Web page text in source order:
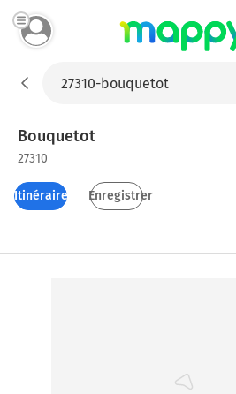
Bouquetot
27310
Itinéraires Enregistrer